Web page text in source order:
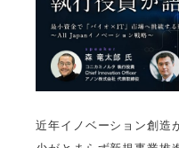
近年イノベーション創造